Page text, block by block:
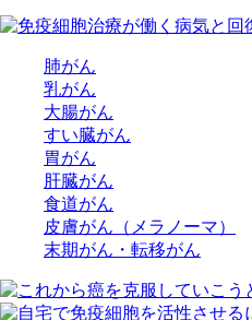
肺がん
乳がん
大腸がん
すい臓がん
胃がん
肝臓がん
食道がん
皮膚がん（メラノーマ）
末期がん・転移がん